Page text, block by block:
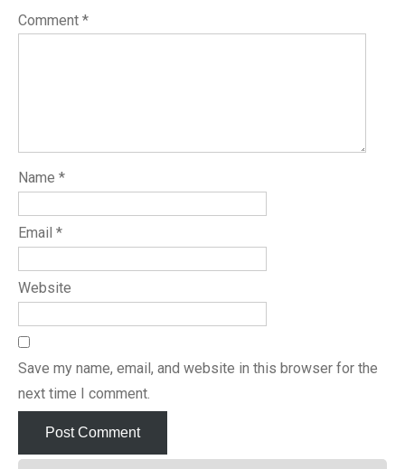
Comment *
Name *
Email *
Website
Save my name, email, and website in this browser for the
next time I comment.